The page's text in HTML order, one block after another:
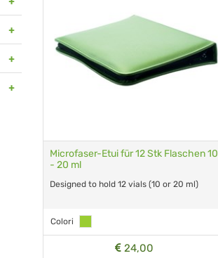
Microfaser-Etui für 12 Stk Flaschen 10
- 20 ml
Designed to hold 12 vials (10 or 20 ml)
Colori
24,00